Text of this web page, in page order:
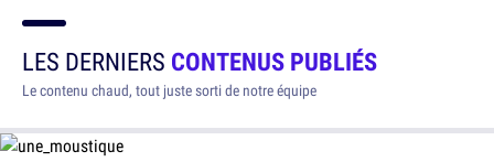
LES DERNIERS CONTENUS PUBLIÉS
Le contenu chaud, tout juste sorti de notre équipe